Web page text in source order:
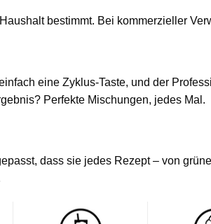
bestimmt. Bei kommerzieller
eine Zyklus-Taste, und der
Perfekte Mischungen, jedes Mal.
dass sie jedes Rezept – von